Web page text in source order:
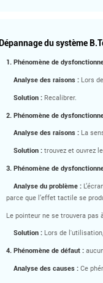
Dépannage du système
1. Phénomène de
Analyse des raisons :Lors
Solution :Recalibrer.
2.Phénomène de
Analyse des raisons :La
Solution :trouvez et ouvrez
3.Phénomène de
Analyse du problème :
parce que l’effet tactile se
Le pointeur ne se trouvera pas
Solution :Lors de
4. Phénomène de défaut :
Analyse des causes :Ce